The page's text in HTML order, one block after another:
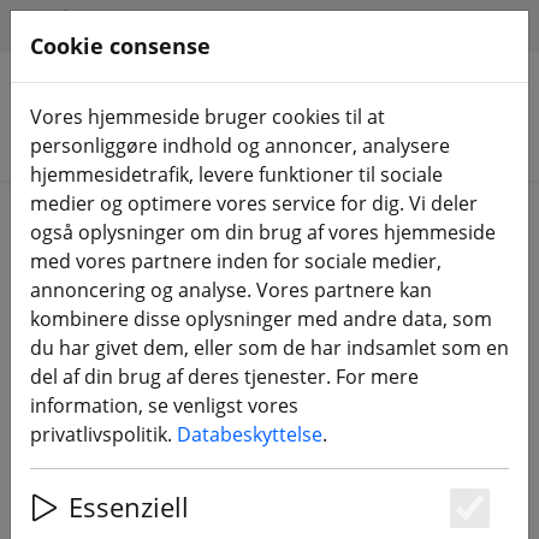
Søg efter produkter
Home Udstyr RC-fjernbetjening
RC-fjernbetjening - sender og
modtager til racerdroner,
quadrocoptere og flyvemaskiner
92 Products
Unterkategorien
Cookie consense
Vores hjemmeside bruger cookies til at
personliggøre indhold og annoncer, analysere
hjemmesidetrafik, levere funktioner til sociale
medier og optimere vores service for dig. Vi deler
også oplysninger om din brug af vores hjemmeside
med vores partnere inden for sociale medier,
annoncering og analyse. Vores partnere kan
kombinere disse oplysninger med andre data, som
du har givet dem, eller som de har indsamlet som en
del af din brug af deres tjenester. For mere
information, se venligst vores
privatlivspolitik. Databeskyttelse.
Essenziell